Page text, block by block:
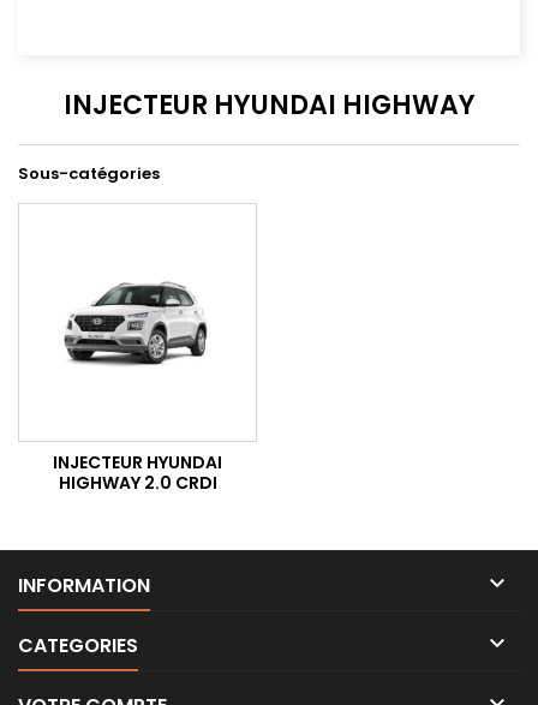
INJECTEUR HYUNDAI HIGHWAY
Sous-catégories
INJECTEUR HYUNDAI
HIGHWAY 2.0 CRDI
INFORMATION 
CATEGORIES 